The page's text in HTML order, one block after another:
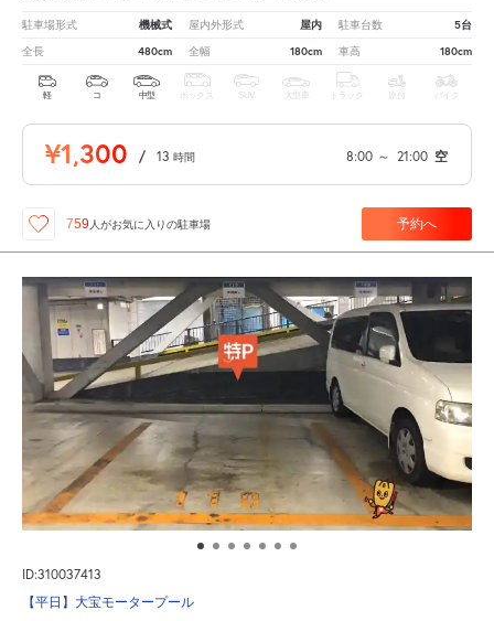
駐車場形式 機械式 屋内外形式 屋内 駐車台数 5台
全長 480cm 全幅 180cm 車高 180cm
軽 コ 中型 ボックス SUV 大型車 トラック 原付 バイク
¥1,300 / 13 時間 8:00 ～ 21:00 空
759 人がお気に入りの駐車場 予約へ
ID:310037413
【平日】大宝モータープール